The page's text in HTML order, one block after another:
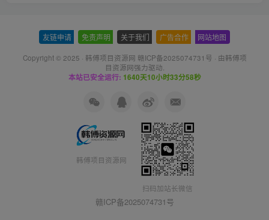
友链申请 免责声明 关于我们 广告合作 网站地图
Copyright © 2025 · 韩傅项目资源网 赣ICP备2025074731号 · 由韩傅项
目资源网强力驱动.
本站已安全运行: 1640天10小时33分58秒
韩傅项目资源网
扫码加站长微信
赣ICP备2025074731号